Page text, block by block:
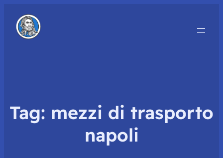
Tag: mezzi di trasporto
napoli